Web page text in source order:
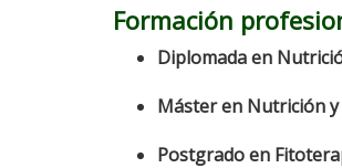
Formación
Diplomada en
Máster en Nutrición
Postgrado en